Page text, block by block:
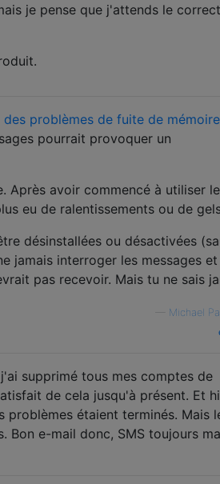
je pense que j'attends le
problèmes de fuite de mémoire
pourrait provoquer un
Après avoir commencé à utiliser
eu de ralentissements ou de
désinstallées ou désactivées
jamais interroger les messages et
pas recevoir. Mais tu ne sais
Michael
supprimé tous mes comptes de
de cela jusqu'à présent. Et
problèmes étaient terminés. Mais
Bon e-mail donc, SMS toujours